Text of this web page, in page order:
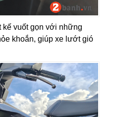
kế vuốt gọn với những
khoắn, giúp xe lướt gió